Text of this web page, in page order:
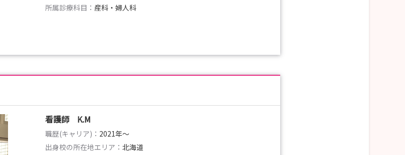
所属診療科目： 産科・婦人科
看護師 K.M
職歴(キャリア)： 2021年〜
出身校の所在地エリア： 北海道